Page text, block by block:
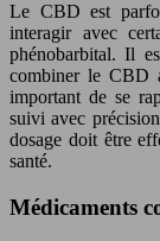
Le CBD est
interagir avec
phénobarbital. Il
combiner le CBD
important de se
suivi avec
dosage doit être
santé.
Médicaments